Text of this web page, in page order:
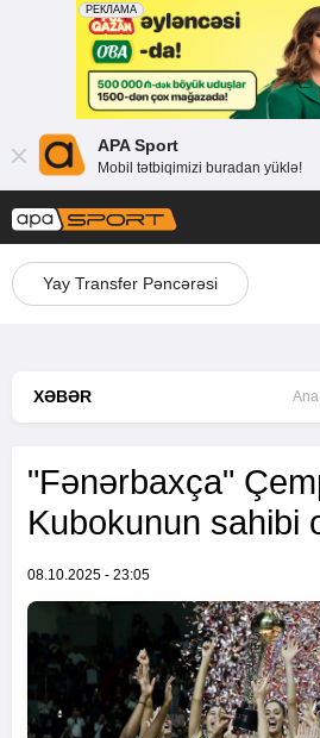
APA Sport
Mobil tətbiqimizi buradan yüklə!
Yay Transfer Pəncərəsi
XƏBƏR
"Fənərbaxça"
Kubokunun sahibi
08.10.2025 - 23:05